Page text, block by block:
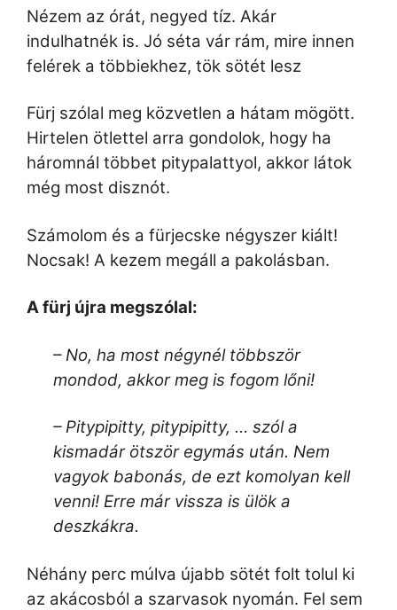
Nézem az órát, negyed tíz. Akár
indulhatnék is. Jó séta vár rám, mire innen
felérek a többiekhez, tök sötét lesz
Fürj szólal meg közvetlen a hátam mögött.
Hirtelen ötlettel arra gondolok, hogy ha
háromnál többet pitypalattyol, akkor látok
még most disznót.
Számolom és a fürjecske négyszer kiált!
Nocsak! A kezem megáll a pakolásban.
A fürj újra megszólal:
– No, ha most négynél többször
mondod, akkor meg is fogom lőni!
– Pitypipitty, pitypipitty, … szól a
kismadár ötször egymás után. Nem
vagyok babonás, de ezt komolyan kell
venni! Erre már vissza is ülök a
deszkákra.
Néhány perc múlva újabb sötét folt tolul ki
az akácosból a szarvasok nyomán. Fel sem